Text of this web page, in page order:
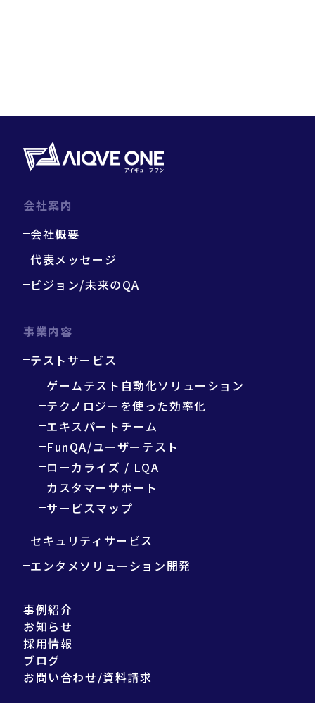
会社案内
会社概要
代表メッセージ
ビジョン/未来のQA
事業内容
テストサービス
ゲームテスト自動化ソリューション
テクノロジーを使った効率化
エキスパートチーム
FunQA/ユーザーテスト
ローカライズ / LQA
カスタマーサポート
サービスマップ
セキュリティサービス
エンタメソリューション開発
事例紹介
お知らせ
採用情報
ブログ
お問い合わせ/資料請求